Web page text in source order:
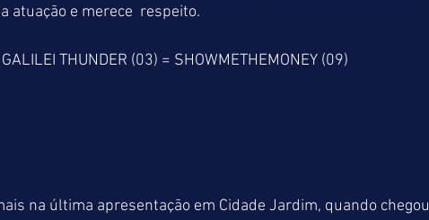
atuação e merece  respeito.
THUNDER (03) = SHOWMETHEMONEY (09)
na última apresentação em Cidade Jardim, quando chegou